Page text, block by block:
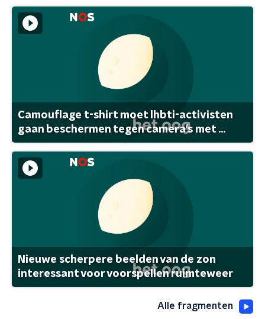
Camouflage t-shirt moet lhbti-activisten
gaan beschermen tegen camera's met ...
Nieuwe scherpere beelden van de zon
interessant voor voorspellen ruimteweer
Alle fragmenten